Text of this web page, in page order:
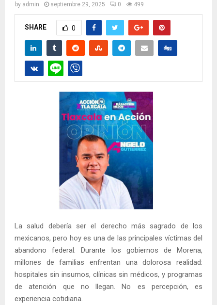
by admin septiembre 29, 2025 0 499
SHARE 0
La salud debería ser el derecho más sagrado de los
mexicanos, pero hoy es una de las principales víctimas del
abandono federal. Durante los gobiernos de Morena,
millones de familias enfrentan una dolorosa realidad:
hospitales sin insumos, clínicas sin médicos, y programas
de atención que no llegan. No es percepción, es
experiencia cotidiana.